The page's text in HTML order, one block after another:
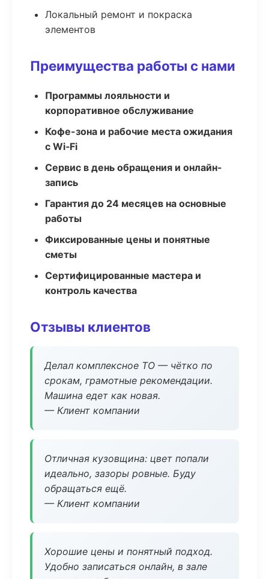
Локальный ремонт и покраска
элементов
Преимущества работы с нами
Программы лояльности и
корпоративное обслуживание
Кофе-зона и рабочие места ожидания
с Wi‑Fi
Сервис в день обращения и онлайн-
запись
Гарантия до 24 месяцев на основные
работы
Фиксированные цены и понятные
сметы
Сертифицированные мастера и
контроль качества
Отзывы клиентов
Делал комплексное ТО — чётко по
срокам, грамотные рекомендации.
Машина едет как новая.
— Клиент компании
Отличная кузовщина: цвет попали
идеально, зазоры ровные. Буду
обращаться ещё.
— Клиент компании
Хорошие цены и понятный подход.
Удобно записаться онлайн, в зале